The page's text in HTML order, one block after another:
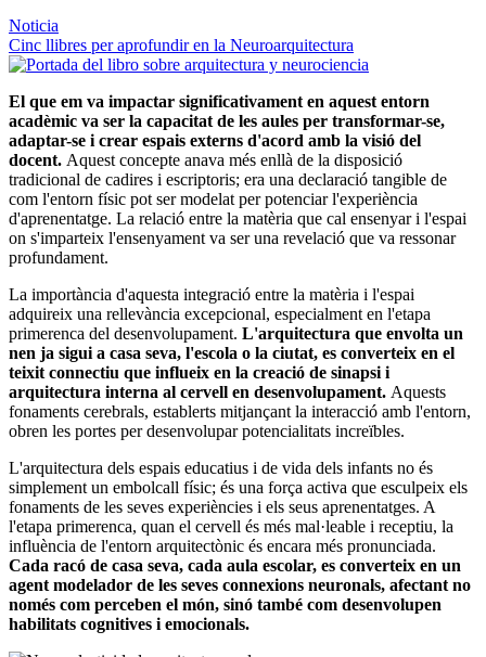
Noticia
Cinc llibres per aprofundir en la Neuroarquitectura
El que em va impactar significativament en aquest entorn
acadèmic va ser la capacitat de les aules per transformar-se,
adaptar-se i crear espais externs d'acord amb la visió del
docent. Aquest concepte anava més enllà de la disposició
tradicional de cadires i escriptoris; era una declaració tangible de
com l'entorn físic pot ser modelat per potenciar l'experiència
d'aprenentatge. La relació entre la matèria que cal ensenyar i l'espai
on s'imparteix l'ensenyament va ser una revelació que va ressonar
profundament.
La importància d'aquesta integració entre la matèria i l'espai
adquireix una rellevància excepcional, especialment en l'etapa
primerenca del desenvolupament. L'arquitectura que envolta un
nen ja sigui a casa seva, l'escola o la ciutat, es converteix en el
teixit connectiu que influeix en la creació de sinapsi i
arquitectura interna al cervell en desenvolupament. Aquests
fonaments cerebrals, establerts mitjançant la interacció amb l'entorn,
obren les portes per desenvolupar potencialitats increïbles.
L'arquitectura dels espais educatius i de vida dels infants no és
simplement un embolcall físic; és una força activa que esculpeix els
fonaments de les seves experiències i els seus aprenentatges. A
l'etapa primerenca, quan el cervell és més mal·leable i receptiu, la
influència de l'entorn arquitectònic és encara més pronunciada.
Cada racó de casa seva, cada aula escolar, es converteix en un
agent modelador de les seves connexions neuronals, afectant no
només com perceben el món, sinó també com desenvolupen
habilitats cognitives i emocionals.